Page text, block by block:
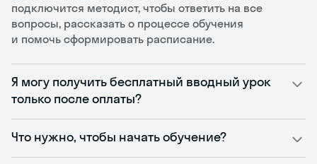
подключится методист, чтобы ответить на все
вопросы, рассказать о процессе обучения
и помочь сформировать расписание.
Я могу получить бесплатный вводный урок
только после оплаты?
Что нужно, чтобы начать обучение?